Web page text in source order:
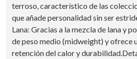
terroso, característico de las
que añade personalidad sin ser
Lana: Gracias a la mezcla de lana y
de peso medio (midweight) y ofrece
retención del calor y